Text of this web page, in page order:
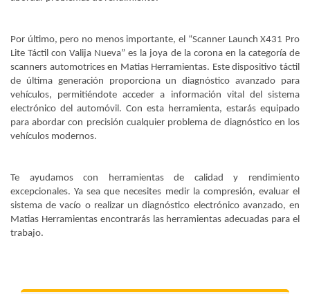
Por último, pero no menos importante, el “Scanner Launch X431 Pro
Lite Táctil con Valija Nueva” es la joya de la corona en la categoría de
scanners automotrices en Matias Herramientas. Este dispositivo táctil
de última generación proporciona un diagnóstico avanzado para
vehículos, permitiéndote acceder a información vital del sistema
electrónico del automóvil. Con esta herramienta, estarás equipado
para abordar con precisión cualquier problema de diagnóstico en los
vehículos modernos.
Te ayudamos con herramientas de calidad y rendimiento
excepcionales. Ya sea que necesites medir la compresión, evaluar el
sistema de vacío o realizar un diagnóstico electrónico avanzado, en
Matias Herramientas encontrarás las herramientas adecuadas para el
trabajo.